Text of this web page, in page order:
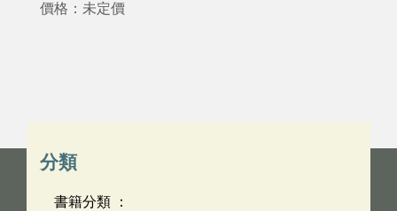
價格：未定價
分類
書籍分類 ：